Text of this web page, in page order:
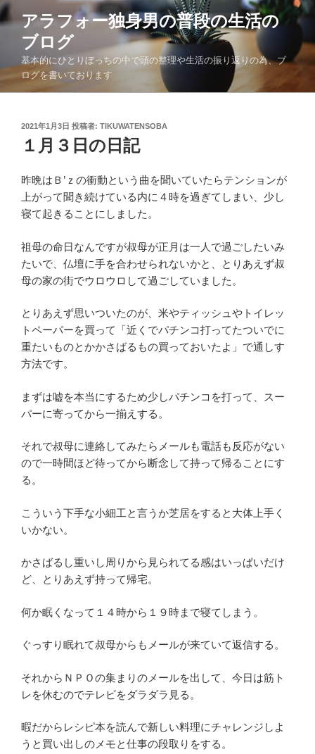
コ
ン
へ
アラフォー独身男の普段の生活の
ブログ
基本的にひとりぼっちの中で頭の整理や生活の振り返りの為、ブ
ログを書いております
投
稿
日:
2021年1月3日 投稿者: TIKUWATENSOBA
１月３日の日記
昨晩はＢ’ｚの衝動という曲を聞いていたらテンションが
上がって聞き続けている内に４時を過ぎてしまい、少し
寝て起きることにしました。
祖母の命日なんですが叔母が正月は一人で過ごしたいみ
たいで、仏壇に手を合わせられないかと、とりあえず叔
母の家の街でウロウロして過ごしていました。
とりあえず思いついたのが、米やティッシュやトイレッ
トペーパーを買って「近くでパチンコ打ってたついでに
重たいものとかかさばるもの買っておいたよ」で通しす
方法です。
まずは嘘を本当にするため少しパチンコを打って、スー
パーに寄ってから一揃えする。
それで叔母に連絡してみたらメールも電話も反応がない
ので一時間ほど待ってから断念して持って帰ることにす
る。
こういう下手な小細工と言うか芝居をすると大体上手く
いかない。
かさばるし重いし周りから見られてる感はいっぱいだけ
ど、とりあえず持って帰宅。
何か眠くなって１４時から１９時まで寝てしまう。
ぐっすり眠れて叔母からもメールが来ていて返信する。
それからＮＰＯの集まりのメールを出して、今日は筋ト
レを休むのでテレビをダラダラ見る。
暇だからレシピ本を読んで新しい料理にチャレンジしよ
うと買い出しのメモと仕事の段取りをする。